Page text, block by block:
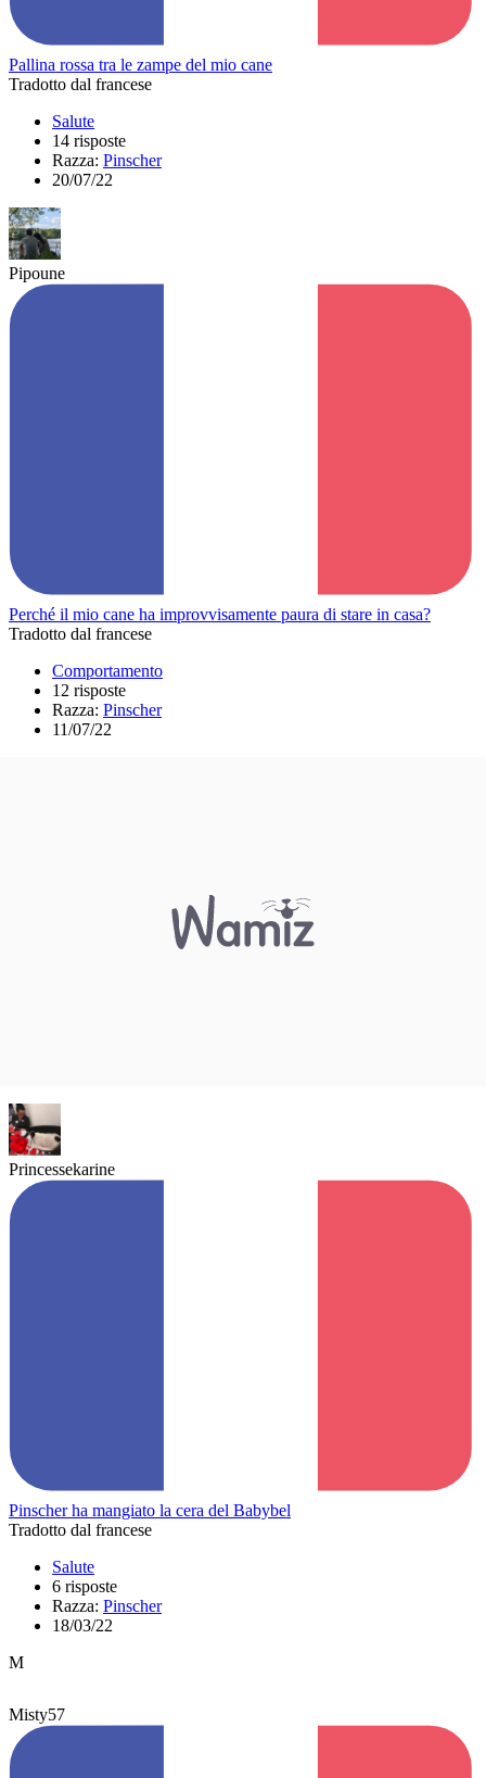
Pallina rossa tra le zampe del mio cane
Tradotto dal francese
Salute
14 risposte
Razza: Pinscher
20/07/22
Pipoune
Perché il mio cane ha improvvisamente paura di stare in casa?
Tradotto dal francese
Comportamento
12 risposte
Razza: Pinscher
11/07/22
Princessekarine
Pinscher ha mangiato la cera del Babybel
Tradotto dal francese
Salute
6 risposte
Razza: Pinscher
18/03/22
M
Misty57